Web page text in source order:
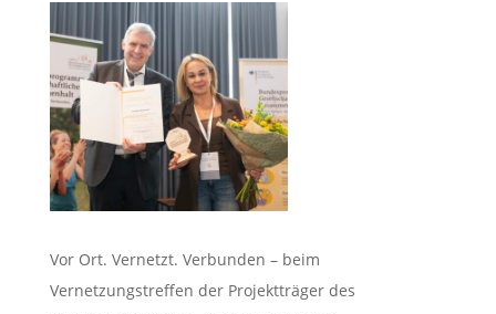
Vor Ort. Vernetzt. Verbunden – beim
Vernetzungstreffen der Projektträger des